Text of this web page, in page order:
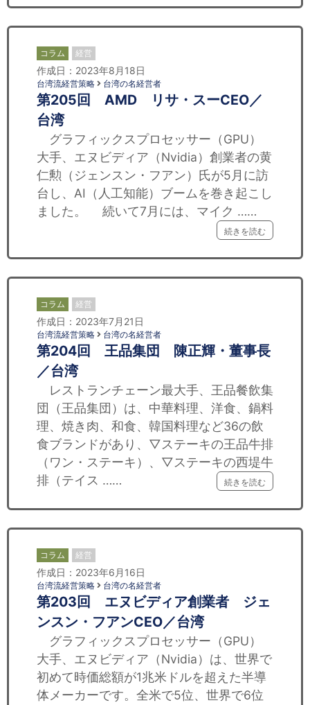
経済ニュース
ＩＴ
飲食店情報
コラム 経営
作成日：2023年8月18日
台湾流経営策略 台湾の名経営者
第205回 AMD リサ・スーCEO／
台湾
グラフィックスプロセッサー（GPU）
大手、エヌビディア（Nvidia）創業者の黄
仁勲（ジェンスン・フアン）氏が5月に訪
台し、AI（人工知能）ブームを巻き起こし
ました。 続いて7月には、マイク ……
続きを読む
コラム 経営
作成日：2023年7月21日
台湾流経営策略 台湾の名経営者
第204回 王品集団 陳正輝・董事長
／台湾
レストランチェーン最大手、王品餐飲集
団（王品集団）は、中華料理、洋食、鍋料
理、焼き肉、和食、韓国料理など36の飲
食ブランドがあり、▽ステーキの王品牛排
（ワン・ステーキ）、▽ステーキの西堤牛
排（テイス ……
続きを読む
コラム 経営
作成日：2023年6月16日
台湾流経営策略 台湾の名経営者
第203回 エヌビディア創業者 ジェ
ンスン・フアンCEO／台湾
グラフィックスプロセッサー（GPU）
大手、エヌビディア（Nvidia）は、世界で
初めて時価総額が1兆米ドルを超えた半導
体メーカーです。全米で5位、世界で6位